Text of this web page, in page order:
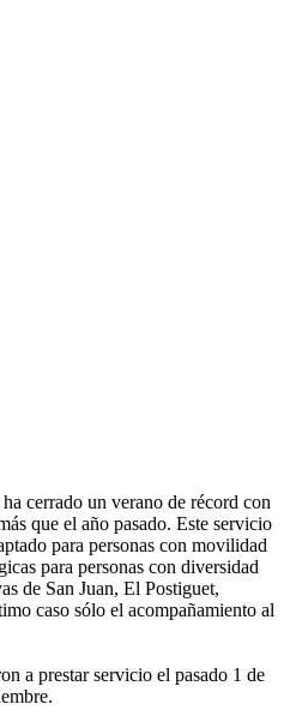
cerrado un verano de récord con
que el año pasado. Este servicio
para personas con movilidad
para personas con diversidad
de San Juan, El Postiguet,
caso sólo el acompañamiento al
a prestar servicio el pasado 1 de